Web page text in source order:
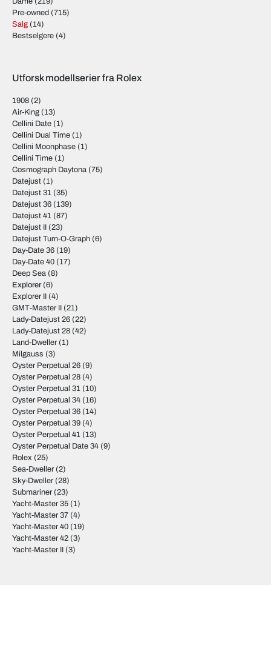
Pre-owned (715)
Salg (14)
Bestselgere (4)
Utforsk modellserier fra Rolex
1908 (2)
Air-King (13)
Cellini Date (1)
Cellini Dual Time (1)
Cellini Moonphase (1)
Cellini Time (1)
Cosmograph Daytona (75)
Datejust (1)
Datejust 31 (35)
Datejust 36 (139)
Datejust 41 (87)
Datejust II (23)
Datejust Turn-O-Graph (6)
Day-Date 36 (19)
Day-Date 40 (17)
Deep Sea (8)
Explorer(6)
Explorer II (4)
GMT-Master II (21)
Lady-Datejust 26 (22)
Lady-Datejust 28 (42)
Land-Dweller (1)
Milgauss (3)
Oyster Perpetual 26 (9)
Oyster Perpetual 28 (4)
Oyster Perpetual 31 (10)
Oyster Perpetual 34 (16)
Oyster Perpetual 36 (14)
Oyster Perpetual 39 (4)
Oyster Perpetual 41 (13)
Oyster Perpetual Date 34 (9)
Rolex (25)
Sea-Dweller (2)
Sky-Dweller (28)
Submariner (23)
Yacht-Master 35 (1)
Yacht-Master 37 (4)
Yacht-Master 40 (19)
Yacht-Master 42 (3)
Yacht-Master II (3)